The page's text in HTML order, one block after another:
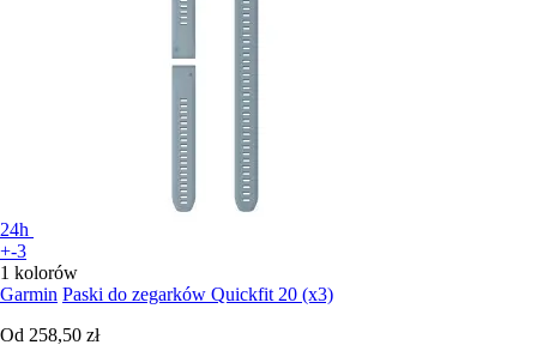
24h
+-3
1 kolorów
Garmin Paski do zegarków Quickfit 20 (x3)
Od 258,50 zł